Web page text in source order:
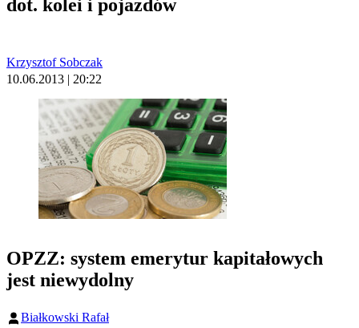
dot. kolei i pojazdów
Krzysztof Sobczak
10.06.2013 | 20:22
OPZZ: system emerytur kapitałowych
jest niewydolny
Białkowski Rafał